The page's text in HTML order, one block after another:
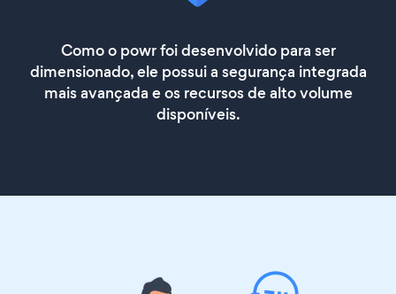
Como o powr foi desenvolvido para ser
dimensionado, ele possui a segurança integrada
mais avançada e os recursos de alto volume
disponíveis.